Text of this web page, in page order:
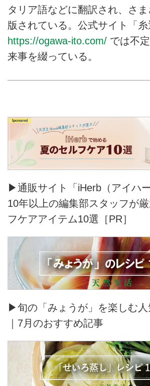
タリア語などに翻訳され、さ
版されている。公式サイト「糸
https://ogawa-ito.com/ では不
来事を綴っている。
▶通販サイト「iHerb（アイハ
10年以上の編集部スタッフが
フケアアイテム10選［PR］
▶旬の「みょうが」を楽しむ人
｜7月のおすすめ記事